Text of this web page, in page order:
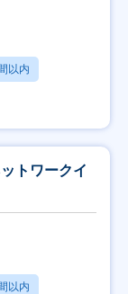
以内
トワークイ
以内